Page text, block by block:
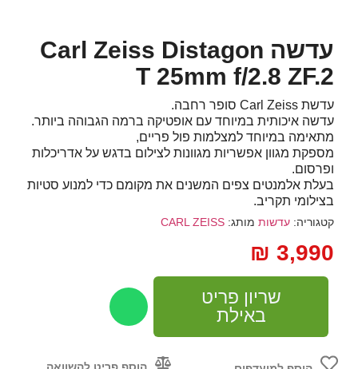
עדשה Carl Zeiss Distagon
T 25mm f/2.8 ZF.2
עדשת Carl Zeiss סופר רחבה.
עדשה איכותית במיוחד עם אופטיקה ברמה הגבוהה ביותר.
מתאימה במיוחד למצלמות פול פריים,
מספקת מגוון אפשריות מגוונות לצילום בדגש על אדריכלות
ופרסום.
בעלת אלמנטים צפים המשנים את מקומם כדי למנוע סטיות
בצילומי תקריב.
קטגוריה: עדשות מותג: CARL ZEISS
₪ 3,990
שריון פריט
באילת